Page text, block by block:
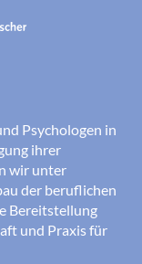
Psychologen in
ihrer
wir unter
der beruflichen
Bereitstellung
und Praxis für